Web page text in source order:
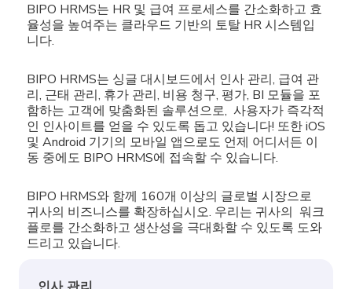
BIPO HRMS는 HR 및 급여 프로세스를 간소화하고 효
율성을 높여주는 클라우드 기반의 토탈 HR 시스템입
니다.
BIPO HRMS는 싱글 대시보드에서 인사 관리, 급여 관
리, 근태 관리, 휴가 관리, 비용 청구, 평가, BI 모듈을 포
함하는 고객에 맞춤화된 솔루션으로, 사용자가 즉각적
인 인사이트를 얻을 수 있도록 돕고 있습니다! 또한 iOS
및 Android 기기의 모바일 앱으로도 언제 어디서든 이
동 중에도 BIPO HRMS에 접속할 수 있습니다.
BIPO HRMS와 함께 160개 이상의 글로벌 시장으로
귀사의 비즈니스를 확장하십시오. 우리는 귀사의 워크
플로를 간소화하고 생산성을 극대화할 수 있도록 도와
드리고 있습니다.